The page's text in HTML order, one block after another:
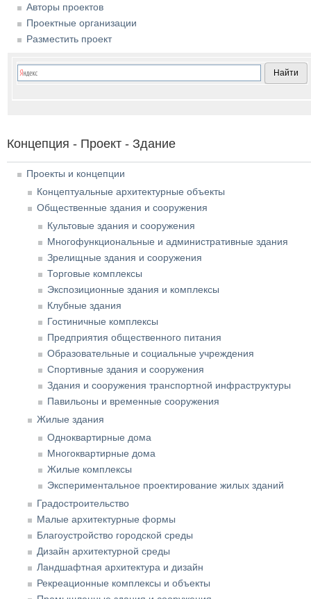
Авторы проектов
Проектные организации
Разместить проект
Концепция - Проект - Здание
Проекты и концепции
Концептуальные архитектурные объекты
Общественные здания и сооружения
Культовые здания и сооружения
Многофункциональные и административные здания
Зрелищные здания и сооружения
Торговые комплексы
Экспозиционные здания и комплексы
Клубные здания
Гостиничные комплексы
Предприятия общественного питания
Образовательные и социальные учреждения
Спортивные здания и сооружения
Здания и сооружения транспортной инфраструктуры
Павильоны и временные сооружения
Жилые здания
Одноквартирные дома
Многоквартирные дома
Жилые комплексы
Экспериментальное проектирование жилых зданий
Градостроительство
Малые архитектурные формы
Благоустройство городской среды
Дизайн архитектурной среды
Ландшафтная архитектура и дизайн
Рекреационные комплексы и объекты